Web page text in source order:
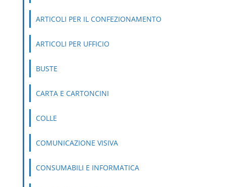
ARTICOLI PER IL CONFEZIONAMENTO
ARTICOLI PER UFFICIO
BUSTE
CARTA E CARTONCINI
COLLE
COMUNICAZIONE VISIVA
CONSUMABILI E INFORMATICA